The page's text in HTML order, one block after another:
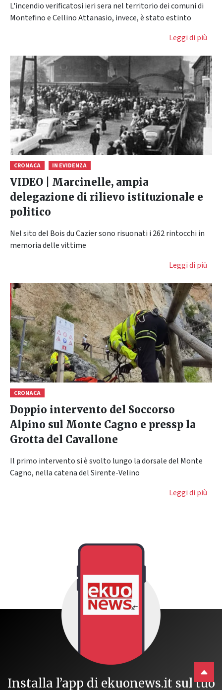
L'incendio verificatosi ieri sera nel territorio dei comuni di
Montefino e Cellino Attanasio, invece, è stato estinto
Leggi di più
CRONACA IN EVIDENZA
VIDEO | Marcinelle, ampia
delegazione di rilievo istituzionale e
politico
Nel sito del Bois du Cazier sono risuonati i 262 rintocchi in
memoria delle vittime
Leggi di più
CRONACA
Doppio intervento del Soccorso
Alpino sul Monte Cagno e pressp la
Grotta del Cavallone
Il primo intervento si è svolto lungo la dorsale del Monte
Cagno, nella catena del Sirente-Velino
Leggi di più
Installa l’app di ekuonews.it sul tuo